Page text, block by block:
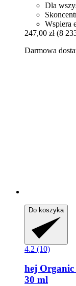
Dla
Wspiera
247,00 zł (8
Darmowa
Do koszyka
4.2 (10)
hej Organic
30 ml